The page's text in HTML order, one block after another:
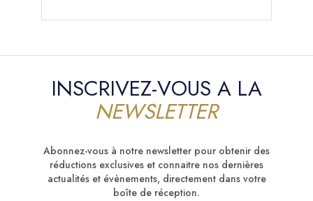
INSCRIVEZ-VOUS A LA
NEWSLETTER
Abonnez-vous à notre newsletter pour obtenir des
réductions exclusives et connaitre nos dernières
actualités et évènements, directement dans votre
boîte de réception.